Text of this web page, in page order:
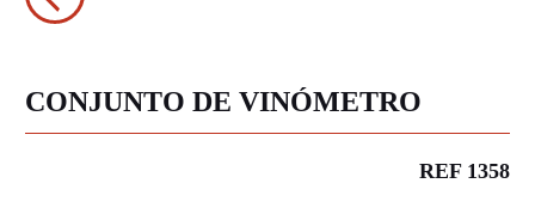
CONJUNTO DE VINÓMETRO
REF 1358